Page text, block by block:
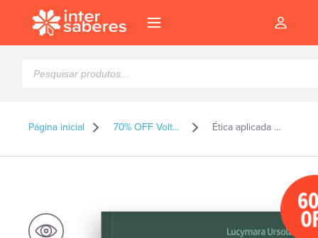
produtos
Página inicial 70% OFF Volta as Aulas 2026 Ética aplicada aos métodos alternativos de resolução de conflitos: arbitragem, conciliação e mediação